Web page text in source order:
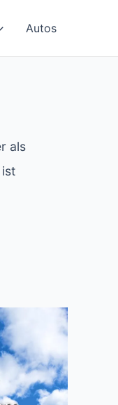
Autos
als
ist